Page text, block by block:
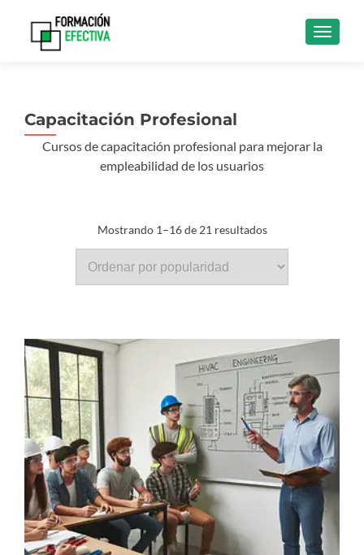
Capacitación Profesional
Cursos de capacitación profesional para mejorar la
empleabilidad de los usuarios
Mostrando 1–16 de 21 resultadosOrdenado
por